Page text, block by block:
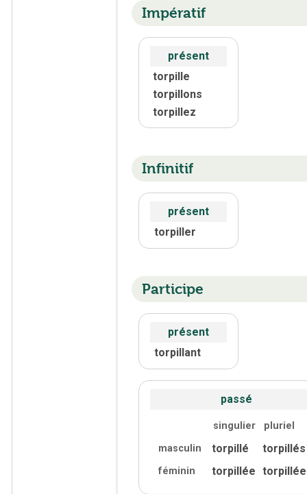
Impératif
présent
torpille
torpillons
torpillez
Infinitif
présent
torpiller
Participe
présent
torpillant
passé
singulier
pluriel
masculin
torpillé torpillés
féminin torpillée